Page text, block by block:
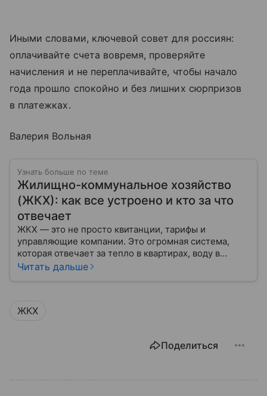
Иными словами, ключевой совет для россиян:
оплачивайте счета вовремя, проверяйте
начисления и не переплачивайте, чтобы начало
года прошло спокойно и без лишних сюрпризов
в платежках.
Валерия Вольная
Узнать больше по теме
Жилищно-коммунальное хозяйство
(ЖКХ): как все устроено и кто за что
отвечает
ЖКХ — это не просто квитанции, тарифы и
управляющие компании. Это огромная система,
которая отвечает за тепло в квартирах, воду в
кране, освещение улиц и чистоту во дворах.
Читать дальше
ЖКХ
Поделиться